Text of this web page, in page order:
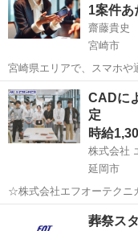
1案件あ
齋藤貴史
宮崎市
宮崎県エリアで、スマホや
人、事業主、法人の方を募
談ください。） ⚫️ 働く場所や時間は自由！自宅・オフィスでのスター
トも可能 事業を展開す...
宮崎 宮崎市 その他
CADに
定
時給
株式会社
延岡市
☆株式会社エフオーテクニ
取り扱っています♪ 半導体
経験でも始められる充実したOJT
延岡市 その他
葬祭ス